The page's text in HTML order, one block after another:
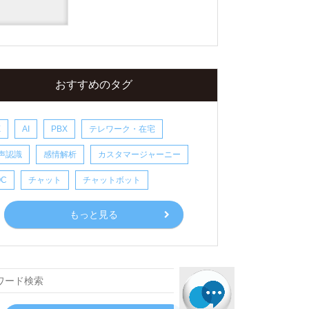
おすすめのタグ
AI PBX テレワーク・在宅
認識 感情解析 カスタマージャーニー
チャット チャットボット
もっと見る